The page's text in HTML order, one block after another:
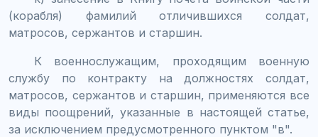
(корабля) фамилий отличившихся солдат,
матросов, сержантов и старшин.
К военнослужащим, проходящим военную
службу по контракту на должностях солдат,
матросов, сержантов и старшин, применяются все
виды поощрений, указанные в настоящей статье,
за исключением предусмотренного пунктом "в".